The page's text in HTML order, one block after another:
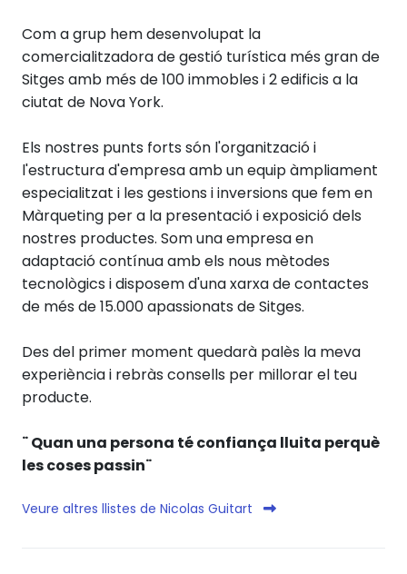
Com a grup hem desenvolupat la
comercialitzadora de gestió turística més gran de
Sitges amb més de 100 immobles i 2 edificis a la
ciutat de Nova York.
Els nostres punts forts són l'organització i
l'estructura d'empresa amb un equip àmpliament
especialitzat i les gestions i inversions que fem en
Màrqueting per a la presentació i exposició dels
nostres productes. Som una empresa en
adaptació contínua amb els nous mètodes
tecnològics i disposem d'una xarxa de contactes
de més de 15.000 apassionats de Sitges.
Des del primer moment quedarà palès la meva
experiència i rebràs consells per millorar el teu
producte.
¨ Quan una persona té confiança lluita perquè
les coses passin¨
Veure altres llistes de Nicolas Guitart